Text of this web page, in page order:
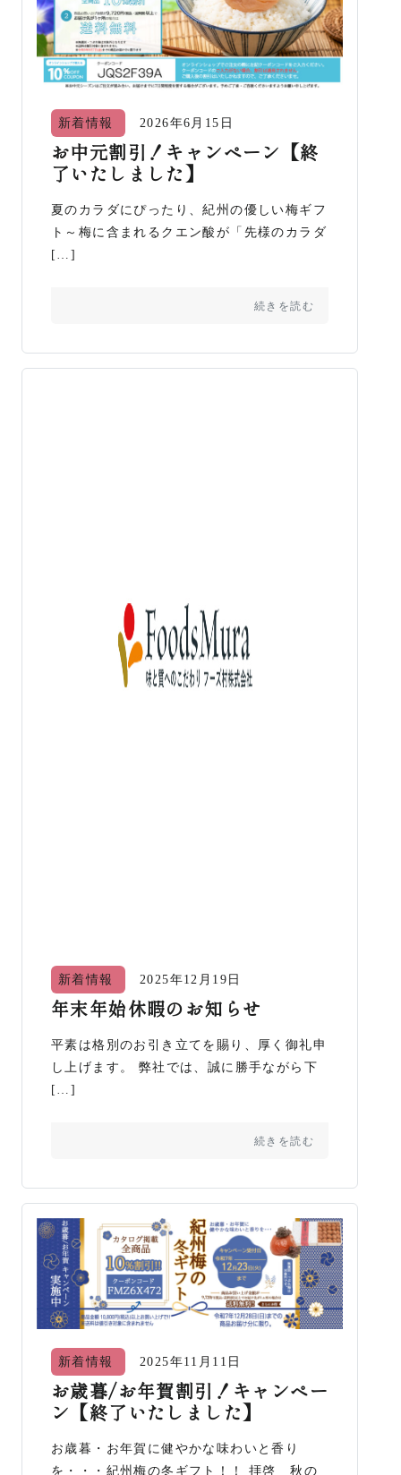
新着情報 2026年6月15日
お中元割引！キャンペーン【終
了いたしました】
夏のカラダにぴったり、紀州の優しい梅ギフ
ト～梅に含まれるクエン酸が「先様のカラダ
[…]
続きを読む
新着情報 2025年12月19日
年末年始休暇のお知らせ
平素は格別のお引き立てを賜り、厚く御礼申
し上げます。 弊社では、誠に勝手ながら下
[…]
続きを読む
新着情報 2025年11月11日
お歳暮/お年賀割引！キャンペー
ン【終了いたしました】
お歳暮・お年賀に健やかな味わいと香り
を・・・紀州梅の冬ギフト！！ 拝啓 秋の